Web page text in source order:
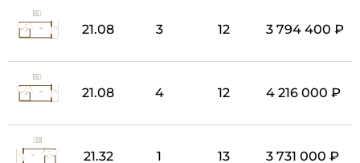
21.08 3 12 3 794 400 ₽
21.08 4 12 4 216 000 ₽
21.32 1 13 3 731 000 ₽